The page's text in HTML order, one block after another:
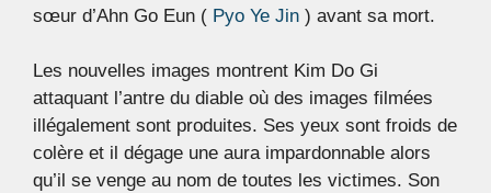
sœur d’Ahn Go Eun ( Pyo Ye Jin ) avant sa mort.
Les nouvelles images montrent Kim Do Gi
attaquant l’antre du diable où des images filmées
illégalement sont produites. Ses yeux sont froids de
colère et il dégage une aura impardonnable alors
qu’il se venge au nom de toutes les victimes. Son